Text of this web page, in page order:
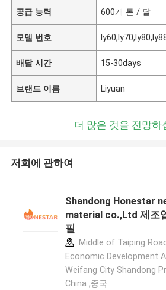
공급 능력 600개 톤 / 달
모델 번호
배달 시간 15-30days
브랜드 이름 Liyuan
더 많은 것을 전망하
저희에 관하여
Shandong Honestar
material co.,Ltd 제조
필
Middle of Taiping
Economic Development
Weifang City Shandong
China ,중국